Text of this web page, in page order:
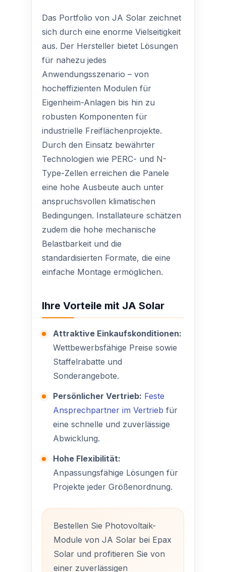
Das Portfolio von JA Solar zeichnet
sich durch eine enorme Vielseitigkeit
aus. Der Hersteller bietet Lösungen
für nahezu jedes
Anwendungsszenario – von
hocheffizienten Modulen für
Eigenheim-Anlagen bis hin zu
robusten Komponenten für
industrielle Freiflächenprojekte.
Durch den Einsatz bewährter
Technologien wie PERC- und N-
Type-Zellen erreichen die Panele
eine hohe Ausbeute auch unter
anspruchsvollen klimatischen
Bedingungen. Installateure schätzen
zudem die hohe mechanische
Belastbarkeit und die
standardisierten Formate, die eine
einfache Montage ermöglichen.
Ihre Vorteile mit JA Solar
Attraktive Einkaufskonditionen:
Wettbewerbsfähige Preise sowie
Staffelrabatte und
Sonderangebote.
Persönlicher Vertrieb: Feste
Ansprechpartner im Vertrieb für
eine schnelle und zuverlässige
Abwicklung.
Hohe Flexibilität:
Anpassungsfähige Lösungen für
Projekte jeder Größenordnung.
Bestellen Sie Photovoltaik-
Module von JA Solar bei Epax
Solar und profitieren Sie von
einer zuverlässigen